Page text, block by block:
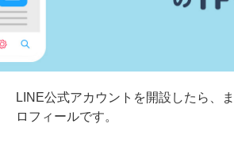
LINE公式アカウントを開設したら、
ロフィールです。